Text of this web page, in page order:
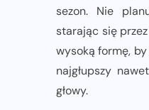
sezon. Nie
starając się
wysoką formę,
najgłupszy
głowy.